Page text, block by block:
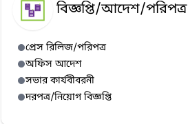
বিজ্ঞপ্তি/আদেশ/পরিপত্র
প্রেস রিলিজ/পরিপত্র
অফিস আদেশ
সভার কার্যবীবরনী
দরপত্র/নিয়োগ বিজ্ঞপ্তি